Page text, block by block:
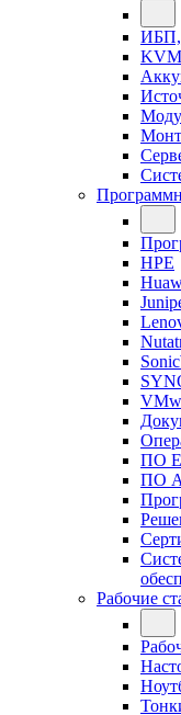
ИБП,
HPE
ПО
ПО
Рабочие